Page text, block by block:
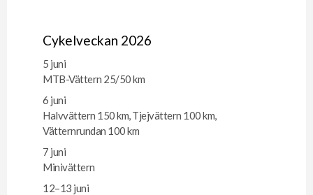
Cykelveckan 2026
5 juni
MTB-Vättern 25/50 km
6 juni
Halvvättern 150 km, Tjejvättern 100 km,
Vätternrundan 100 km
7 juni
Minivättern
12–13 juni